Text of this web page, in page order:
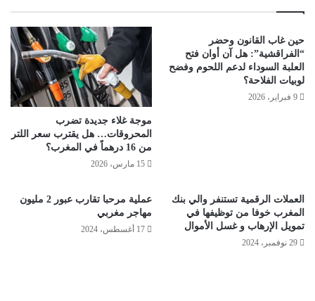
حين غاب القانون وحضر
“الفراقشية”: هل آن أوان فتح
العلبة السوداء لدعم اللحوم وفضح
لوبيات الفلاحة؟
9 فبراير، 2026
موجة غلاء جديدة تضرب
المحروقات… هل يقترب سعر اللتر
من 16 درهماً في المغرب؟
15 مارس، 2026
العملات الرقمية تستنفر والي بنك
المغرب خوفا من توظيفها في
تمويل الإرهاب و غسل الأموال
29 نوفمبر، 2024
عملية مرحبا تقارب عبور 2 مليون
مهاجر مغربي
17 أغسطس، 2024